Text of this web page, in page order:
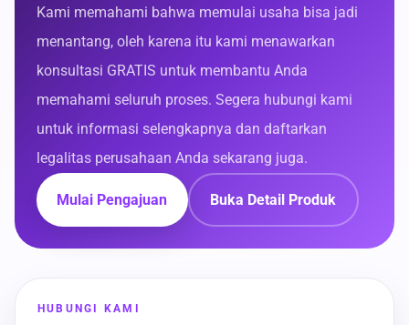
Kami memahami bahwa memulai usaha bisa jadi
menantang, oleh karena itu kami menawarkan
konsultasi GRATIS untuk membantu Anda
memahami seluruh proses. Segera hubungi kami
untuk informasi selengkapnya dan daftarkan
legalitas perusahaan Anda sekarang juga.
Mulai Pengajuan Buka Detail Produk
HUBUNGI KAMI